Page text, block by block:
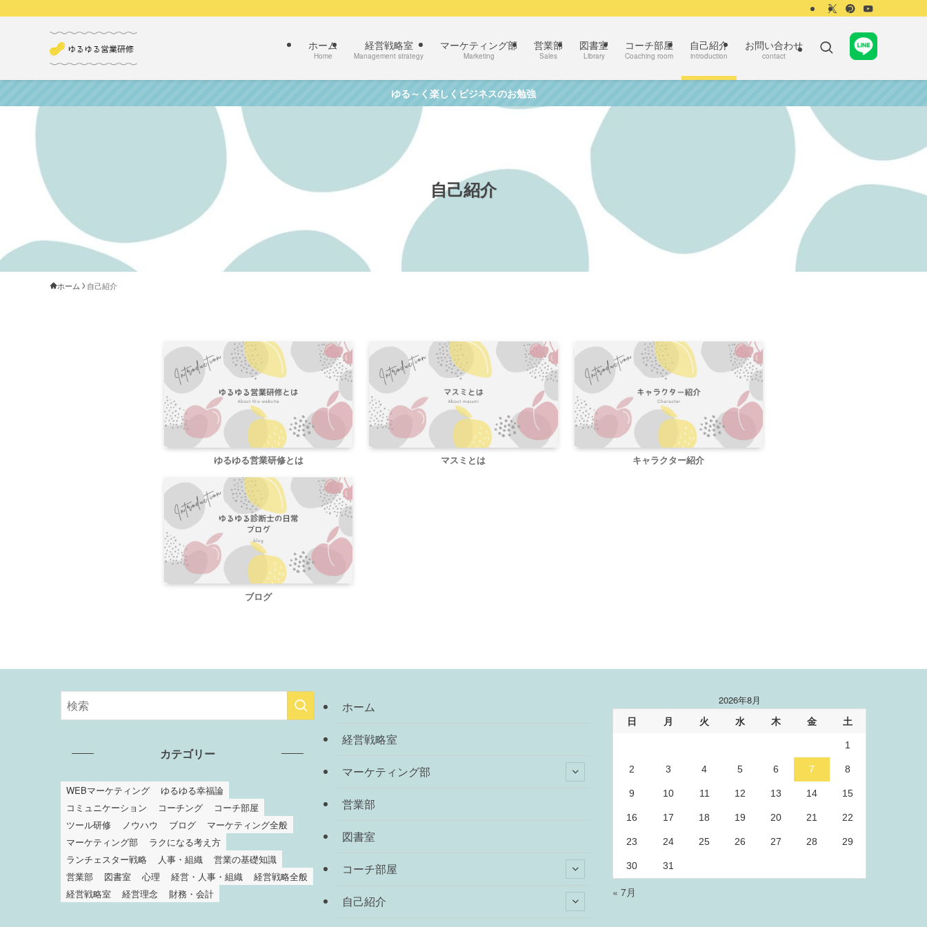
ホーム
Home
経営戦略室
Management strategy
マーケティング部
Marketing
営業部
Sales
図書室
Library
コーチ部屋
Coaching room
自己紹介
introduction
お問い合わせ
contact
ゆる～く楽しくビジネスのお勉強
自己紹介
ホーム 自己紹介
ゆるゆる営業研修とは マスミとは キャラクター紹介
ブログ
カテゴリー
WEBマーケティング
ゆるゆる幸福論
コミュニケーション
コーチング
コーチ部屋
ツール研修
ノウハウ ブログ
マーケティング全般
マーケティング部
ラクになる考え方
ランチェスター戦略
人事・組織
営業の基礎知識
営業部
図書室 心理 経営・人事・組織
経営戦略全般
経営戦略室
経営理念 財務・会計
ホーム
経営戦略室
マーケティング部
営業部
図書室
コーチ部屋
自己紹介
2026年8月
日 月 火 水 木 金 土
1
2 3 4 5 6 7 8
9 10 11 12 13 14 15
16 17 18 19 20 21 22
23 24 25 26 27 28 29
30 31
« 7月